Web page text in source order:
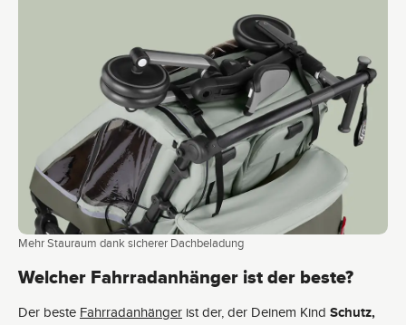
Mehr Stauraum dank sicherer Dachbeladung
Welcher Fahrradanhänger ist der beste?
Der beste Fahrradanhänger ist der, der Deinem Kind Schutz,